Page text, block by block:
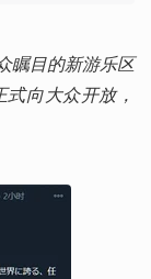
瞩目的新游乐区
向大众开放，